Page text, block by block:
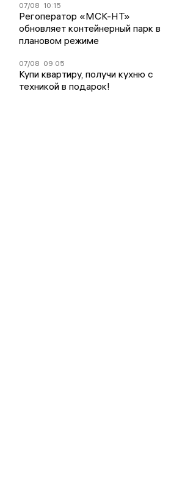
07/08 10:15
Регоператор «МСК-НТ»
обновляет контейнерный парк в
плановом режиме
07/08 09:05
Купи квартиру, получи кухню с
техникой в подарок!